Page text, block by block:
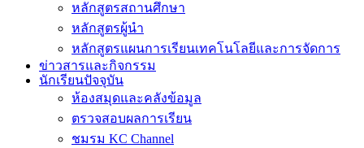
หลักสูตรสถานศึกษา
หลักสูตรผู้นำ
หลักสูตรแผนการเรียนเทคโนโลยีและการจัดการ
ข่าวสารและกิจกรรม
นักเรียนปัจจุบัน
ห้องสมุดและคลังข้อมูล
ตรวจสอบผลการเรียน
ชมรม KC Channel